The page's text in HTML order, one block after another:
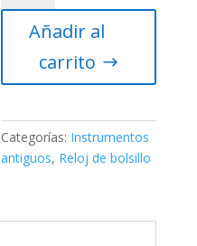
bolsillo
analógico
cantidad
Añadir al
carrito
Categorías: Instrumentos
antiguos, Reloj de bolsillo